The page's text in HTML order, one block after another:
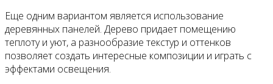
Еще одним вариантом является использование
деревянных панелей. Дерево придает помещению
теплоту и уют, а разнообразие текстур и оттенков
позволяет создать интересные композиции и играть с
эффектами освещения.